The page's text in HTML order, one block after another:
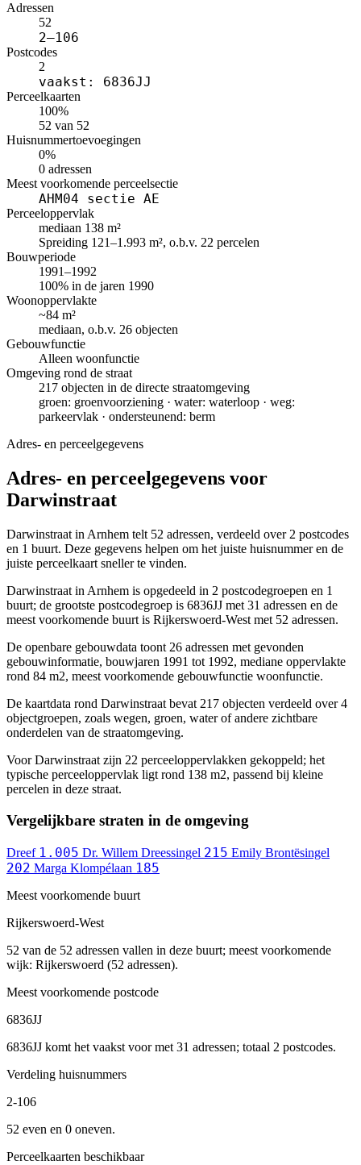
Adressen
52
2–106
Postcodes
2
vaakst: 6836JJ
Perceelkaarten
100%
52 van 52
Huisnummertoevoegingen
0%
0 adressen
Meest voorkomende perceelsectie
AHM04 sectie AE
Perceeloppervlak
mediaan 138 m²
Spreiding 121–1.993 m², o.b.v. 22 percelen
Bouwperiode
1991–1992
100% in de jaren 1990
Woonoppervlakte
~84 m²
mediaan, o.b.v. 26 objecten
Gebouwfunctie
Alleen woonfunctie
Omgeving rond de straat
217 objecten in de directe straatomgeving
groen: groenvoorziening · water: waterloop · weg:
parkeervlak · ondersteunend: berm
Adres- en perceelgegevens
Adres- en perceelgegevens voor
Darwinstraat
Darwinstraat in Arnhem telt 52 adressen, verdeeld over 2 postcodes
en 1 buurt. Deze gegevens helpen om het juiste huisnummer en de
juiste perceelkaart sneller te vinden.
Darwinstraat in Arnhem is opgedeeld in 2 postcodegroepen en 1
buurt; de grootste postcodegroep is 6836JJ met 31 adressen en de
meest voorkomende buurt is Rijkerswoerd-West met 52 adressen.
De openbare gebouwdata toont 26 adressen met gevonden
gebouwinformatie, bouwjaren 1991 tot 1992, mediane oppervlakte
rond 84 m2, meest voorkomende gebouwfunctie woonfunctie.
De kaartdata rond Darwinstraat bevat 217 objecten verdeeld over 4
objectgroepen, zoals wegen, groen, water of andere zichtbare
onderdelen van de straatomgeving.
Voor Darwinstraat zijn 22 perceeloppervlakken gekoppeld; het
typische perceeloppervlak ligt rond 138 m2, passend bij kleine
percelen in deze straat.
Vergelijkbare straten in de omgeving
Dreef 1.005 Dr. Willem Dreessingel 215 Emily Brontësingel
202 Marga Klompélaan 185
Meest voorkomende buurt
Rijkerswoerd-West
52 van de 52 adressen vallen in deze buurt; meest voorkomende
wijk: Rijkerswoerd (52 adressen).
Meest voorkomende postcode
6836JJ
6836JJ komt het vaakst voor met 31 adressen; totaal 2 postcodes.
Verdeling huisnummers
2-106
52 even en 0 oneven.
Perceelkaarten beschikbaar